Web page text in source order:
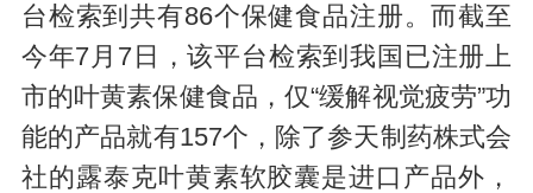
台检索到共有86个保健食品注册。而截至
今年7月7日，该平台检索到我国已注册上
市的叶黄素保健食品，仅“缓解视觉疲劳”功
能的产品就有157个，除了参天制药株式会
社的露泰克叶黄素软胶囊是进口产品外，